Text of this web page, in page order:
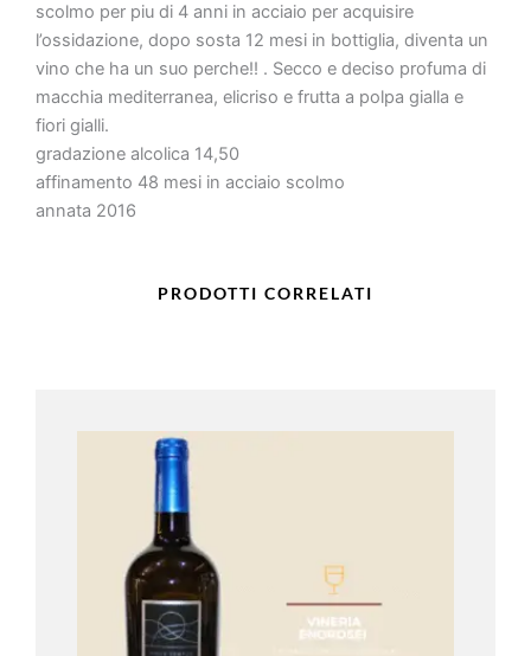
scolmo per piu di 4 anni in acciaio per acquisire
l’ossidazione, dopo sosta 12 mesi in bottiglia, diventa un
vino che ha un suo perche!! . Secco e deciso profuma di
macchia mediterranea, elicriso e frutta a polpa gialla e
fiori gialli.
gradazione alcolica 14,50
affinamento 48 mesi in acciaio scolmo
annata 2016
PRODOTTI CORRELATI